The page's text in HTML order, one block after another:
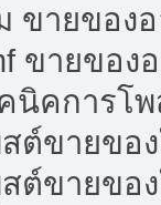
ขายของ
ขายของ
นิคการโ
ต์ขายขอ
ต์ขายขอ